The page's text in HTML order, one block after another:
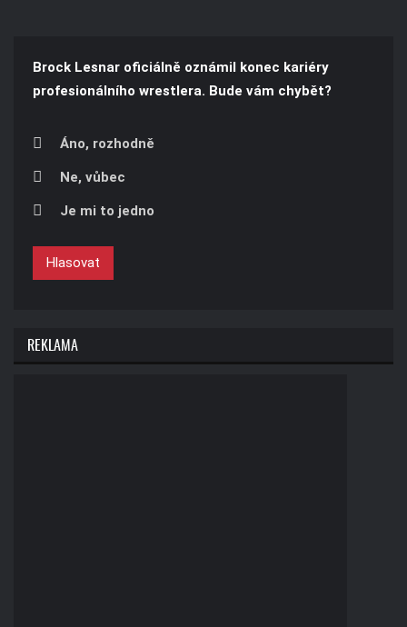
Brock Lesnar oficiálně oznámil konec kariéry
profesionálního wrestlera. Bude vám chybět?
Áno, rozhodně
Ne, vůbec
Je mi to jedno
Hlasovat
REKLAMA